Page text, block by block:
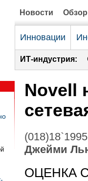
Новости
Инновации
ИТ-индустрия:
Novell
(018)18`1995
Джейми
ОЦЕНКА